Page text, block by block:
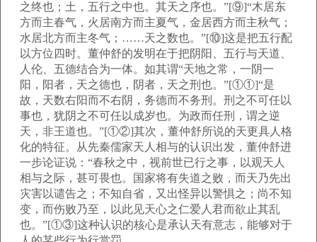
之终也；土，五行之中也。其天之序也。”[⑨]“木居东
方而主春气，火居南方而主夏气，金居西方而主秋气；
水居北方而主冬气；……天之数也。”[⑩]这是把五行配
以方位四时。董仲舒的发明在于把阴阳、五行与天道、
人伦、五德结合为一体。如其谓“天地之常，一阴一
阳，阳者，天之德也，阴者，天之刑也。”[①①]“是
故，天数右阳而不右阴，务德而不务刑。刑之不可任以
事也，犹阴之不可任以成岁也。为政而任刑，谓之逆
天，非王道也。”[①②]其次，董仲舒所说的天更具人格
化的特征。从先秦儒家天人相与的认识出发，董仲舒进
一步论证说：“春秋之中，视前世已行之事，以观天人
相与之际，甚可畏也。国家将有失道之败，而天乃先出
灾害以谴告之；不知自省，又出怪异以警惧之；尚不知
变，而伤败乃至，以此见天心之仁爱人君而欲止其乱
也。”[①③]这种认识的核心是承认天有意志，能够对于